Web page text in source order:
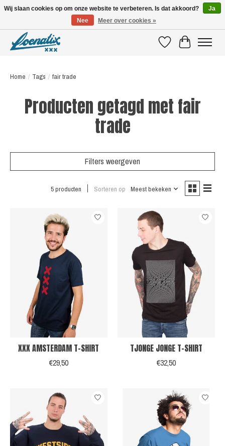
VerlanglijstWinkelwagen
Home / Tags / fair trade
Producten getagd met fair
trade
Filters weergeven
5 producten Sorteren op Meest bekeken
XXX AMSTERDAM T-SHIRT
€29,50
TJONGE JONGE T-SHIRT
€32,50
Wij slaan cookies op om onze website te verbeteren. Is dat akkoord?
Ja
Nee
Meer over cookies »